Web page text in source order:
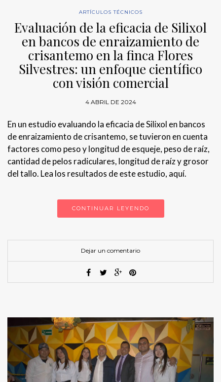
ARTÍCULOS TÉCNICOS
Evaluación de la eficacia de Silixol
en bancos de enraizamiento de
crisantemo en la finca Flores
Silvestres: un enfoque científico
con visión comercial
4 ABRIL DE 2024
En un estudio evaluando la eficacia de Silixol en bancos
de enraizamiento de crisantemo, se tuvieron en cuenta
factores como peso y longitud de esqueje, peso de raíz,
cantidad de pelos radiculares, longitud de raíz y grosor
del tallo. Lea los resultados de este estudio, aquí.
CONTINUAR LEYENDO
Dejar un comentario